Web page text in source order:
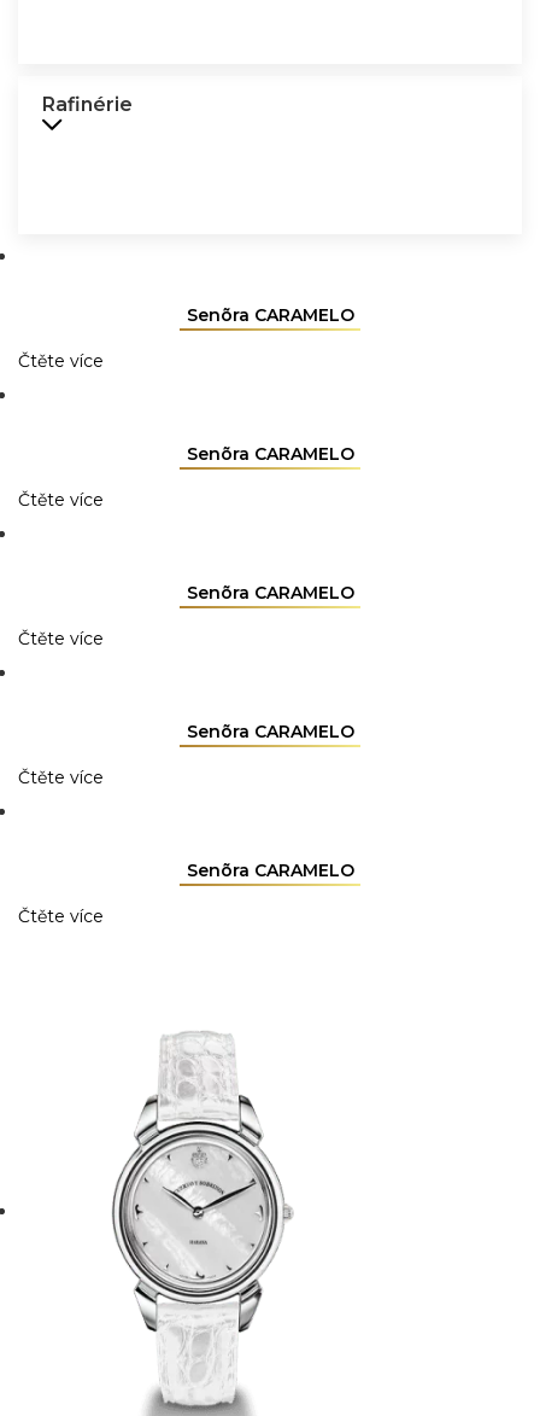
Rafinérie
Senõra CARAMELO
Čtěte více
Senõra CARAMELO
Čtěte více
Senõra CARAMELO
Čtěte více
Senõra CARAMELO
Čtěte více
Senõra CARAMELO
Čtěte více